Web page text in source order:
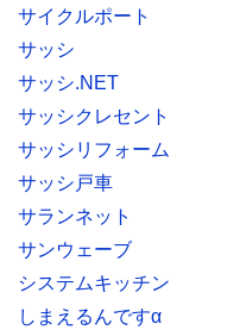
サイクルポート
サッシ
サッシ.NET
サッシクレセント
サッシリフォーム
サッシ戸車
サランネット
サンウェーブ
システムキッチン
しまえるんですα